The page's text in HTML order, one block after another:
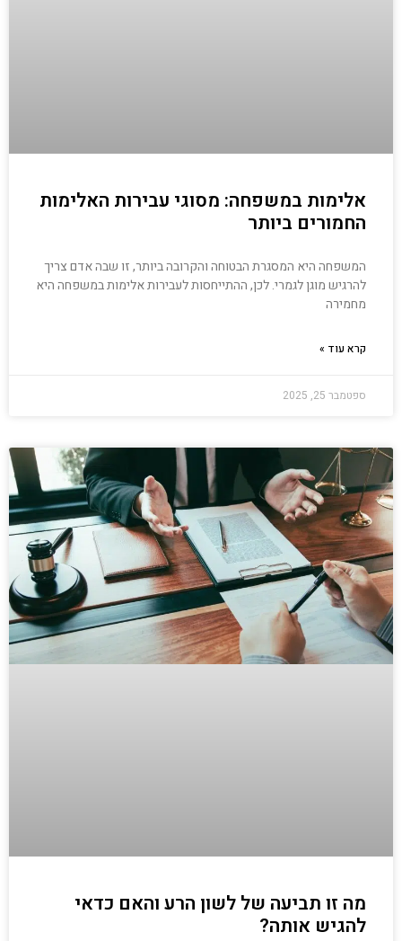
אלימות במשפחה: מסוגי עבירות האלימות
החמורים ביותר
המשפחה היא המסגרת הבטוחה והקרובה ביותר, זו שבה אדם צריך
להרגיש מוגן לגמרי. לכן, ההתייחסות לעבירות אלימות במשפחה היא
מחמירה
קרא עוד »
ספטמבר 25, 2025
מה זו תביעה של לשון הרע והאם כדאי
להגיש אותה?